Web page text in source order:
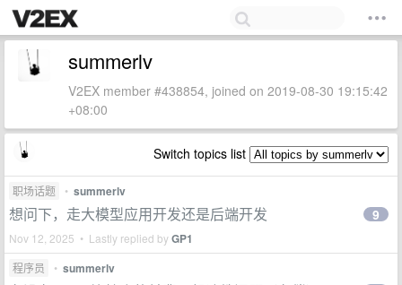
summerlv
V2EX member #438854, joined on 2019-08-30 19:15:42
+08:00
Switch topics list
职场话题 • summerlv
想问下，走大模型应用开发还是后端开发
Nov 12, 2025 • Lastly replied byGP1
9
程序员 • summerlv